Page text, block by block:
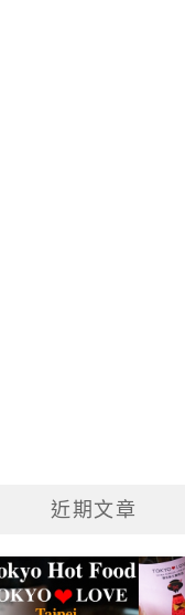
近期文章